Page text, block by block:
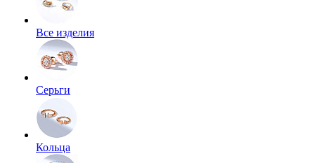
Все изделия
Серьги
Кольца